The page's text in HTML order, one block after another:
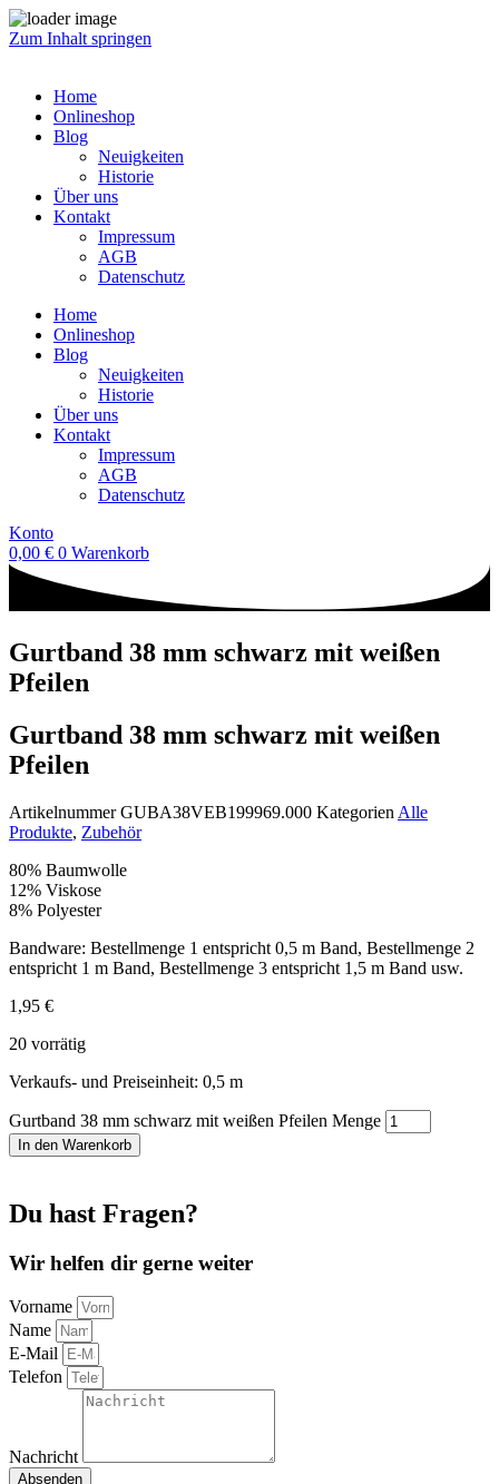
Zum Inhalt springen
Home
Onlineshop
Blog
Neuigkeiten
Historie
Über uns
Kontakt
Impressum
AGB
Datenschutz
Home
Onlineshop
Blog
Neuigkeiten
Historie
Über uns
Kontakt
Impressum
AGB
Datenschutz
Konto
0,00 € 0 Warenkorb
Gurtband 38 mm schwarz mit weißen
Pfeilen
Gurtband 38 mm schwarz mit weißen
Pfeilen
ArtikelnummerGUBA38VEB199969.000 Kategorien Alle
Produkte, Zubehör
80% Baumwolle
12% Viskose
8% Polyester
Bandware: Bestellmenge 1 entspricht 0,5 m Band, Bestellmenge 2
entspricht 1 m Band, Bestellmenge 3 entspricht 1,5 m Band usw.
1,95 €
20 vorrätig
Verkaufs- und Preiseinheit: 0,5 m
Gurtband 38 mm schwarz mit weißen Pfeilen Menge
In den Warenkorb
Du hast Fragen?
Wir helfen dir gerne weiter
Vorname
Name
E-Mail
Telefon
Nachricht
Absenden